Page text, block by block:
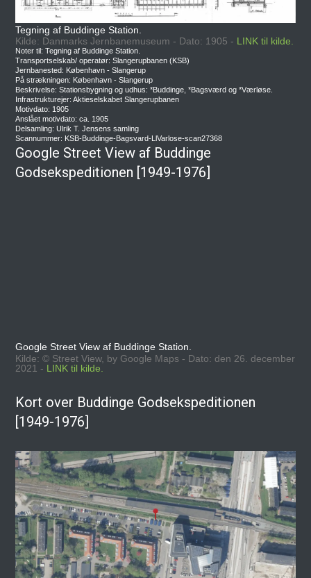
Tegning af Buddinge Station.
Kilde: Danmarks Jernbanemuseum - Dato: 1905 - LINK til kilde.
Noter til: Tegning af Buddinge Station.
Transportselskab/ operatør: Slangerupbanen (KSB)
Jernbanested: København - Slangerup
På strækningen: København - Slangerup
Beskrivelse: Stationsbygning og udhus: *Buddinge, *Bagsværd og *Værløse.
Infrastrukturejer: Aktieselskabet Slangerupbanen
Motivdato: 1905
Anslået motivdato: ca. 1905
Delsamling: Ulrik T. Jensens samling
Scannummer: KSB-Buddinge-Bagsvard-LlVarlose-scan27368
Google Street View af Buddinge
Godsekspeditionen [1949-1976]
Google Street View af Buddinge Station.
Kilde: © Street View, by Google Maps - Dato: den 26. december
2021 - LINK til kilde.
Kort over Buddinge Godsekspeditionen
[1949-1976]